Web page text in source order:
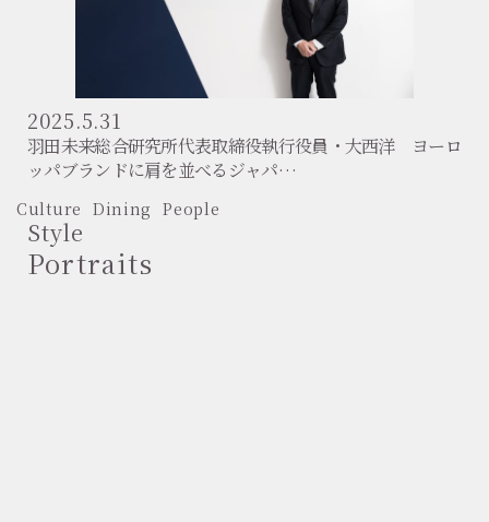
2025.5.31
羽田未来総合研究所代表取締役執行役員・大西洋 ヨーロ
ッパブランドに肩を並べるジャパ…
Culture Dining People
Style
Portraits